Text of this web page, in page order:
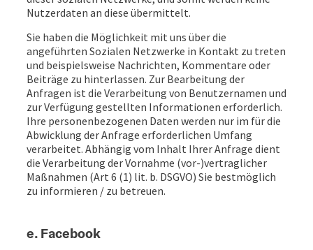
Nutzerdaten an diese übermittelt.
Sie haben die Möglichkeit mit uns über die
angeführten Sozialen Netzwerke in Kontakt zu treten
und beispielsweise Nachrichten, Kommentare oder
Beiträge zu hinterlassen. Zur Bearbeitung der
Anfragen ist die Verarbeitung von Benutzernamen und
zur Verfügung gestellten Informationen erforderlich.
Ihre personenbezogenen Daten werden nur im für die
Abwicklung der Anfrage erforderlichen Umfang
verarbeitet. Abhängig vom Inhalt Ihrer Anfrage dient
die Verarbeitung der Vornahme (vor-)vertraglicher
Maßnahmen (Art 6 (1) lit. b. DSGVO) Sie bestmöglich
zu informieren / zu betreuen.
e. Facebook